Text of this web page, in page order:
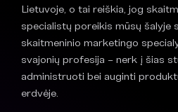
Lietuvoje, o tai reiškia, jog s
specialistų poreikis mūsų šalyje
skaitmeninio marketingo
svajonių profesija – nerk į šias
administruoti bei auginti
erdvėje.